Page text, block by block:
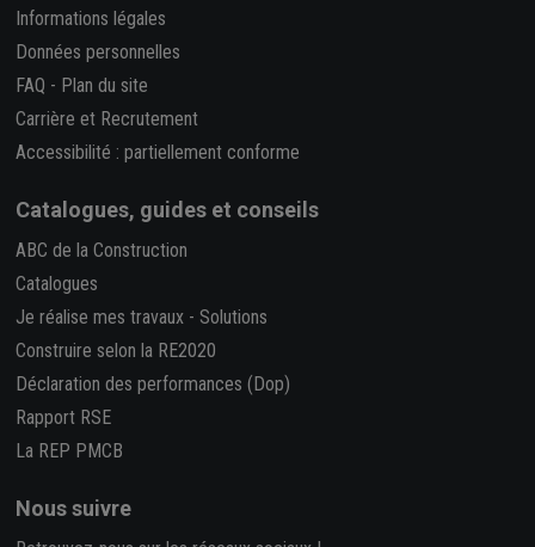
Informations légales
Données personnelles
FAQ - Plan du site
Carrière et Recrutement
Accessibilité : partiellement conforme
Catalogues, guides et conseils
ABC de la Construction
Catalogues
Je réalise mes travaux - Solutions
Construire selon la RE2020
Déclaration des performances (Dop)
Rapport RSE
La REP PMCB
Nous suivre